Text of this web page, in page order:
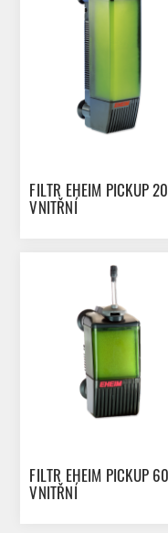
FILTR EHEIM PICKUP
VNITŘNÍ
FILTR EHEIM PICKUP 60
VNITŘNÍ